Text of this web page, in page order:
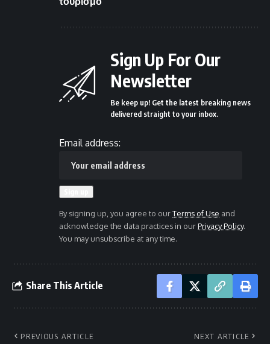
Sign Up For Our
Newsletter
Be keep up! Get the latest breaking news
delivered straight to your inbox.
Email address:
By signing up, you agree to ourTerms of Use and
acknowledge the data practices in ourPrivacy Policy.
You may unsubscribe at any time.
Share This Article
PREVIOUS ARTICLE NEXT ARTICLE